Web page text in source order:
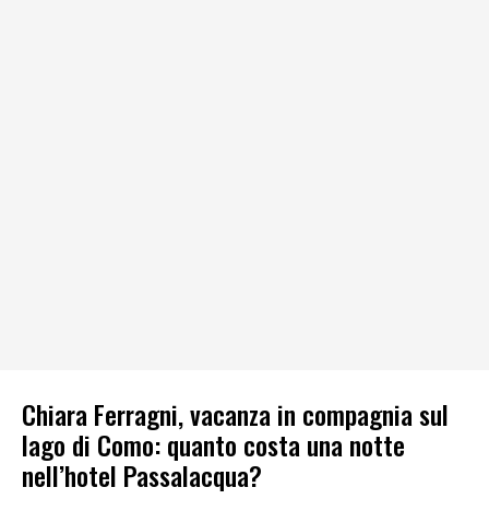
Chiara Ferragni, vacanza in compagnia sul
lago di Como: quanto costa una notte
nell’hotel Passalacqua?